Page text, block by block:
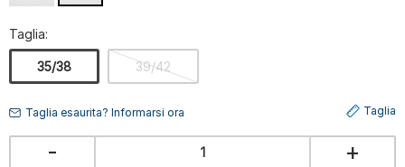
Taglia:
35/38 39/42
Taglia esaurita? Informarsi ora Taglia
- +